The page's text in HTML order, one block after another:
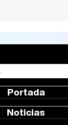
Portada
Noticias